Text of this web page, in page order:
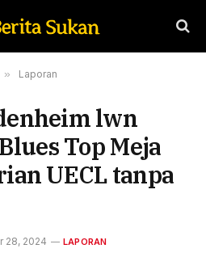
» Laporan
lwn
Top Meja
UECL tanpa
28, 2024 LAPORAN